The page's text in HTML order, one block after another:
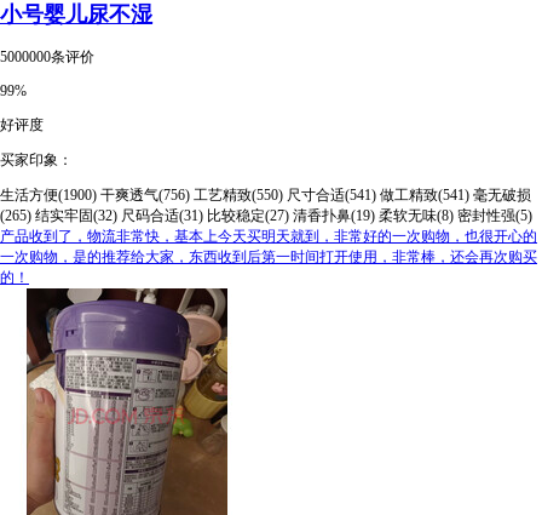
小号婴儿尿不湿
5000000条评价
99%
好评度
买家印象：
生活方便(1900) 干爽透气(756) 工艺精致(550) 尺寸合适(541) 做工精致(541) 毫无破损
(265) 结实牢固(32) 尺码合适(31) 比较稳定(27) 清香扑鼻(19) 柔软无味(8) 密封性强(5)
产品收到了，物流非常快，基本上今天买明天就到，非常好的一次购物，也很开心的
一次购物，是的推荐给大家，东西收到后第一时间打开使用，非常棒，还会再次购买
的！